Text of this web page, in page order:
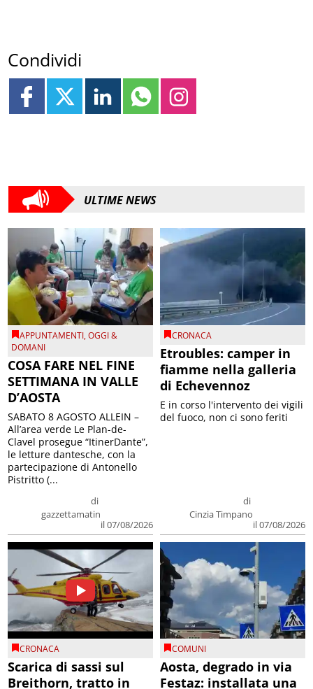
Condividi
ULTIME NEWS
APPUNTAMENTI,OGGI &
DOMANI
COSA FARE NEL FINE
SETTIMANA IN VALLE
D’AOSTA
di
gazzettamatin
il 07/08/2026
SABATO 8 AGOSTO ALLEIN –
All’area verde Le Plan-de-
Clavel prosegue “ItinerDante”,
le letture dantesche, con la
partecipazione di Antonello
Pistritto (...
CRONACA
Etroubles: camper in
fiamme nella galleria
di Echevennoz
di
Cinzia Timpano
il 07/08/2026
E in corso l'intervento dei vigili
del fuoco, non ci sono feriti
CRONACA
Scarica di sassi sul
Breithorn, tratto in
COMUNI
Aosta, degrado in via
Festaz: installata una